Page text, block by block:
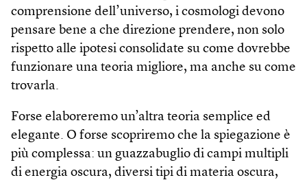
comprensione dell’universo, i cosmologi devono
pensare bene a che direzione prendere, non solo
rispetto alle ipotesi consolidate su come dovrebbe
funzionare una teoria migliore, ma anche su come
trovarla.
Forse elaboreremo un’altra teoria semplice ed
elegante. O forse scopriremo che la spiegazione è
più complessa: un guazzabuglio di campi multipli
di energia oscura, diversi tipi di materia oscura,